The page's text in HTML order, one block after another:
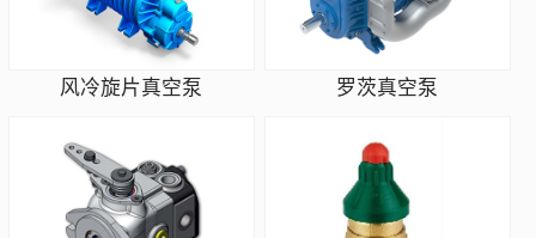
风冷旋片真空泵 罗茨真空泵